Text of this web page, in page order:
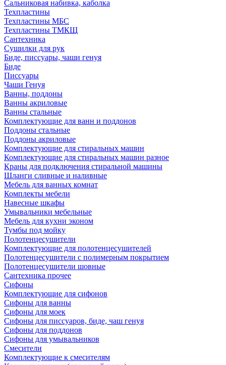
Сальниковая набивка, каболка
Техпластины
Техпластины МБС
Техпластины ТМКЩ
Сантехника
Сушилки для рук
Биде, писсуары, чаши генуя
Биде
Писсуары
Чаши Генуя
Ванны, поддоны
Ванны акриловые
Ванны стальные
Комплектующие для ванн и поддонов
Поддоны стальные
Поддоны акриловые
Комплектующие для стиральных машин
Комплектующие для стиральных машин разное
Краны для подключения стиральной машины
Шланги сливные и наливные
Мебель для ванных комнат
Комплекты мебели
Навесные шкафы
Умывальники мебельные
Мебель для кухни эконом
Тумбы под мойку
Полотенцесушители
Комплектующие для полотенцесушителей
Полотенцесушители с полимерным покрытием
Полотенцесушители шовные
Сантехника прочее
Сифоны
Комплектующие для сифонов
Сифоны для ванны
Сифоны для моек
Сифоны для писсуаров, биде, чаш генуя
Сифоны для поддонов
Сифоны для умывальников
Смесители
Комплектующие к смесителям